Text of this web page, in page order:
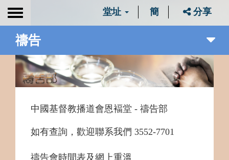
Toggle
堂址 簡 分享
禱告
中國基督教播道會恩褔堂 - 禱告部
如有查詢 ，歡迎聯系我們 3552-7701
禱告會時間表及網上重溫